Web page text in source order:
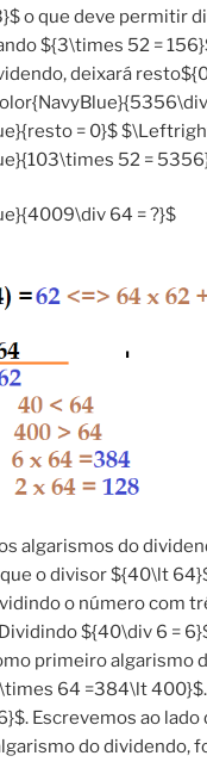
o que deve permitir
${3\times 52 =
deixará
= 0}$
52 =
64 = ?}$
algarismos do
o divisor ${40\lt
o número com
${40\div 6 =
primeiro algarismo
64 =384\lt
Escrevemos ao
do dividendo,